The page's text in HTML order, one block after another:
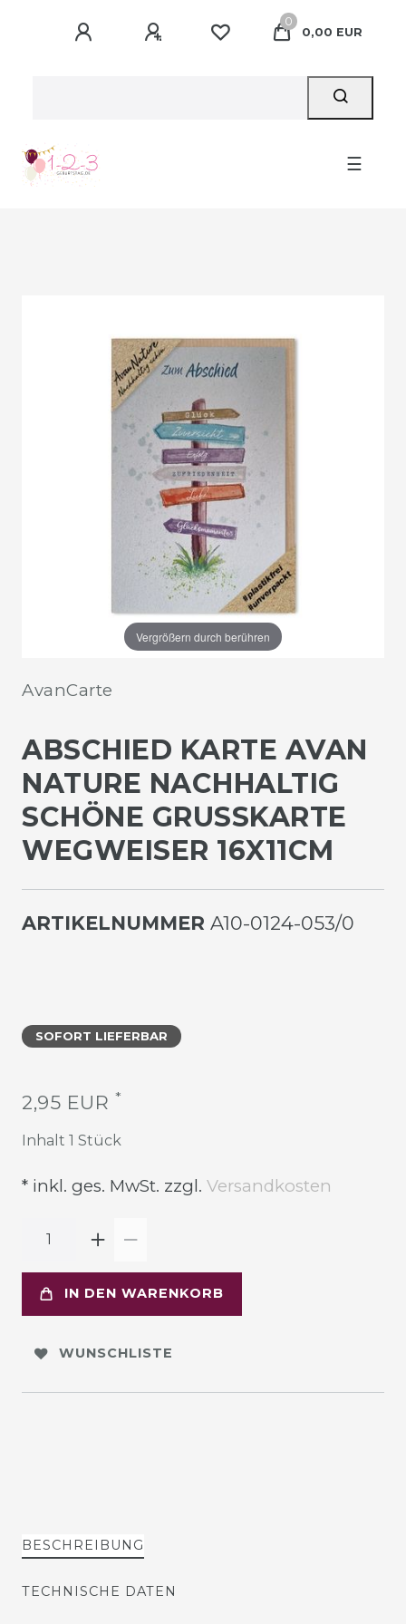
0
0,00 EUR
☰
Vergrößern durch berühren
AvanCarte
ABSCHIED KARTE AVAN
NATURE NACHHALTIG
SCHÖNE GRUSSKARTE W
EGWEISER 16X11CM
ARTIKELNUMMER A10-0124-053/0
SOFORT LIEFERBAR
2,95 EUR *
Inhalt 1 Stück
* inkl. ges. MwSt. zzgl. Versandkosten
IN DEN WARENKORB
WUNSCHLISTE
BESCHREIBUNG
TECHNISCHE DATEN